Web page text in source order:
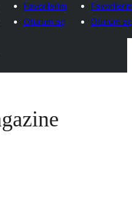
Favorilerim
Oturum aç
Oturum aç